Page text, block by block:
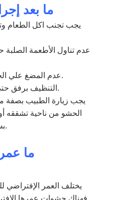
ما بعد
يجب تجنب اكل الطعام
عدم تناول الأطعمة الصلبة
عدم المضغ علي الحشو حتي يتصلب.
التنظيف برفق حتي لايتضرر الحشو.
يجب زيارة الطبيب بصفة
الحشو من ناحية
بسبب نوع الحشوة.
ما
يختلف العمر